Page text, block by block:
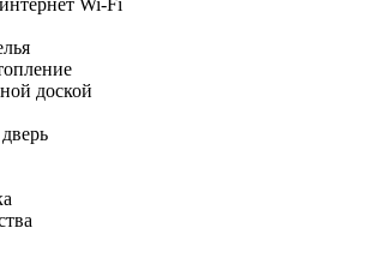
Wi-Fi
доской